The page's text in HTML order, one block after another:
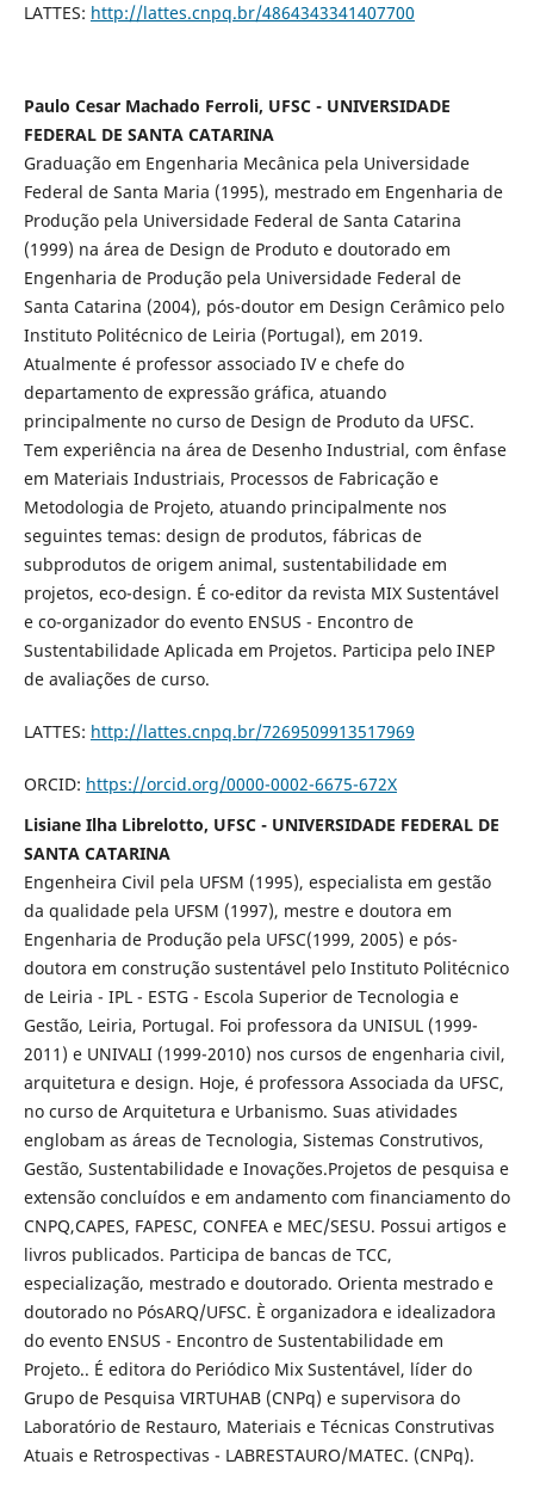
LATTES: http://lattes.cnpq.br/4864343341407700
Paulo Cesar Machado Ferroli, UFSC - UNIVERSIDADE
FEDERAL DE SANTA CATARINA
Graduação em Engenharia Mecânica pela Universidade
Federal de Santa Maria (1995), mestrado em Engenharia de
Produção pela Universidade Federal de Santa Catarina
(1999) na área de Design de Produto e doutorado em
Engenharia de Produção pela Universidade Federal de
Santa Catarina (2004), pós-doutor em Design Cerâmico pelo
Instituto Politécnico de Leiria (Portugal), em 2019.
Atualmente é professor associado IV e chefe do
departamento de expressão gráfica, atuando
principalmente no curso de Design de Produto da UFSC.
Tem experiência na área de Desenho Industrial, com ênfase
em Materiais Industriais, Processos de Fabricação e
Metodologia de Projeto, atuando principalmente nos
seguintes temas: design de produtos, fábricas de
subprodutos de origem animal, sustentabilidade em
projetos, eco-design. É co-editor da revista MIX Sustentável
e co-organizador do evento ENSUS - Encontro de
Sustentabilidade Aplicada em Projetos. Participa pelo INEP
de avaliações de curso.
LATTES: http://lattes.cnpq.br/7269509913517969
ORCID: https://orcid.org/0000-0002-6675-672X
Lisiane Ilha Librelotto, UFSC - UNIVERSIDADE FEDERAL DE
SANTA CATARINA
Engenheira Civil pela UFSM (1995), especialista em gestão
da qualidade pela UFSM (1997), mestre e doutora em
Engenharia de Produção pela UFSC(1999, 2005) e pós-
doutora em construção sustentável pelo Instituto Politécnico
de Leiria - IPL - ESTG - Escola Superior de Tecnologia e
Gestão, Leiria, Portugal. Foi professora da UNISUL (1999-
2011) e UNIVALI (1999-2010) nos cursos de engenharia civil,
arquitetura e design. Hoje, é professora Associada da UFSC,
no curso de Arquitetura e Urbanismo. Suas atividades
englobam as áreas de Tecnologia, Sistemas Construtivos,
Gestão, Sustentabilidade e Inovações.Projetos de pesquisa e
extensão concluídos e em andamento com financiamento do
CNPQ,CAPES, FAPESC, CONFEA e MEC/SESU. Possui artigos e
livros publicados. Participa de bancas de TCC,
especialização, mestrado e doutorado. Orienta mestrado e
doutorado no PósARQ/UFSC. È organizadora e idealizadora
do evento ENSUS - Encontro de Sustentabilidade em
Projeto.. É editora do Periódico Mix Sustentável, líder do
Grupo de Pesquisa VIRTUHAB (CNPq) e supervisora do
Laboratório de Restauro, Materiais e Técnicas Construtivas
Atuais e Retrospectivas - LABRESTAURO/MATEC. (CNPq).